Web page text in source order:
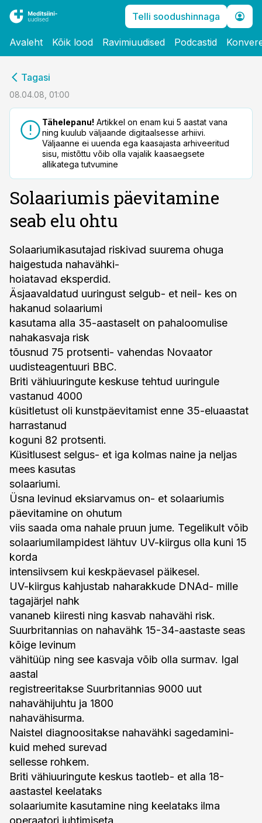
Telli soodushinnaga
Avaleht Kõik lood Ravimiuudised Podcastid
Tagasi
08.04.08, 01:00
Tähelepanu! Artikkel on enam kui 5 aastat vana
ning kuulub väljaande digitaalsesse arhiivi.
Väljaanne ei uuenda ega kaasajasta arhiveeritud
sisu, mistõttu võib olla vajalik kaasaegsete
allikatega tutvumine
Solaariumis päevitamine
seab elu ohtu
Solaariumikasutajad riskivad suurema ohuga
haigestuda nahavähki-
hoiatavad eksperdid.
Äsjaavaldatud uuringust selgub- et neil- kes on
hakanud solaariumi
kasutama alla 35-aastaselt on pahaloomulise
nahakasvaja risk
tõusnud 75 protsenti- vahendas Novaator
uudisteagentuuri BBC.
Briti vähiuuringute keskuse tehtud uuringule
vastanud 4000
küsitletust oli kunstpäevitamist enne 35-eluaastat
harrastanud
koguni 82 protsenti.
Küsitlusest selgus- et iga kolmas naine ja neljas
mees kasutas
solaariumi.
Üsna levinud eksiarvamus on- et solaariumis
päevitamine on ohutum
viis saada oma nahale pruun jume. Tegelikult võib
solaariumilampidest lähtuv UV-kiirgus olla kuni 15
korda
intensiivsem kui keskpäevasel päikesel.
UV-kiirgus kahjustab naharakkude DNAd- mille
tagajärjel nahk
vananeb kiiresti ning kasvab nahavähi risk.
Suurbritannias on nahavähk 15-34-aastaste seas
kõige levinum
vähitüüp ning see kasvaja võib olla surmav. Igal
aastal
registreeritakse Suurbritannias 9000 uut
nahavähijuhtu ja 1800
nahavähisurma.
Naistel diagnoositakse nahavähki sagedamini-
kuid mehed surevad
sellesse rohkem.
Briti vähiuuringute keskus taotleb- et alla 18-
aastastel keelataks
solaariumite kasutamine ning keelataks ilma
operaatori juhtimiseta